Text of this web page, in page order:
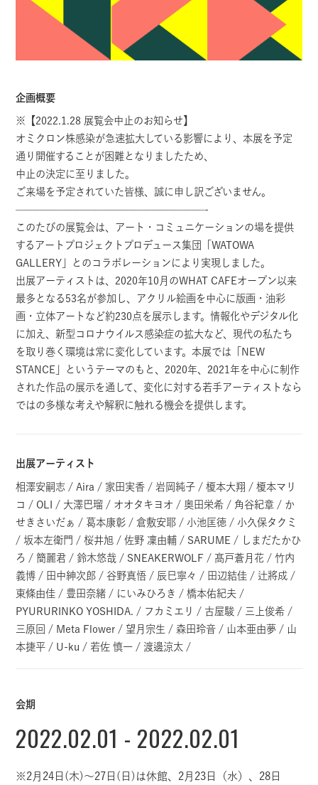
企画概要
※【2022.1.28 展覧会中止のお知らせ】
オミクロン株感染が急速拡大している影響により、本展を予定
通り開催することが困難となりましたため、
中止の決定に至りました。
ご来場を予定されていた皆様、誠に申し訳ございません。
———————————————————-
このたびの展覧会は、アート・コミュニケーションの場を提供
するアートプロジェクトプロデュース集団「WATOWA
GALLERY」とのコラボレーションにより実現しました。
出展アーティストは、2020年10月のWHAT CAFEオープン以来
最多となる53名が参加し、アクリル絵画を中心に版画・油彩
画・立体アートなど約230点を展示します。情報化やデジタル化
に加え、新型コロナウイルス感染症の拡大など、現代の私たち
を取り巻く環境は常に変化しています。本展では「NEW
STANCE」というテーマのもと、2020年、2021年を中心に制作
された作品の展示を通して、変化に対する若手アーティストなら
ではの多様な考えや解釈に触れる機会を提供します。
出展アーティスト
相澤安嗣志 / Aira / 家田実香 / 岩岡純子 / 榎本大翔 / 榎本マリ
コ / OLI / 大澤巴瑠 / オオタキヨオ / 奥田栄希 / 角谷紀章 / か
せきさいだぁ / 葛本康彰 / 倉敷安耶 / 小池匡徳 / 小久保タクミ
/ 坂本左衛門 / 桜井旭 / 佐野 凜由輔 / SARUME / しまだたかひ
ろ / 簡麗君 / 鈴木悠哉 / SNEAKERWOLF / 髙戸蒼月花 / 竹内
義博 / 田中紳次郎 / 谷野真悟 / 辰巳寧々 / 田辺結佳 / 辻將成 /
東條由佳 / 豊田奈緒 / にいみひろき / 橋本佑紀夫 /
PYURURINKO YOSHIDA. / フカミエリ / 古屋駿 / 三上俊希 /
三原回 / Meta Flower / 望月宗生 / 森田玲音 / 山本亜由夢 / 山
本捷平 / U-ku / 若佐 慎一 / 渡邊涼太 /
会期
2022.02.01 - 2022.02.01
※2月24日(木)～27日(日)は休館、2月23日（水）、28日